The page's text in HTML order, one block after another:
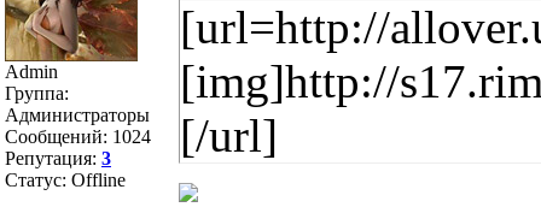
Admin
Группа:
Администраторы
Сообщений: 1024
Репутация: 3
Статус: Offline
[url=http://
[img]http://
[/url]